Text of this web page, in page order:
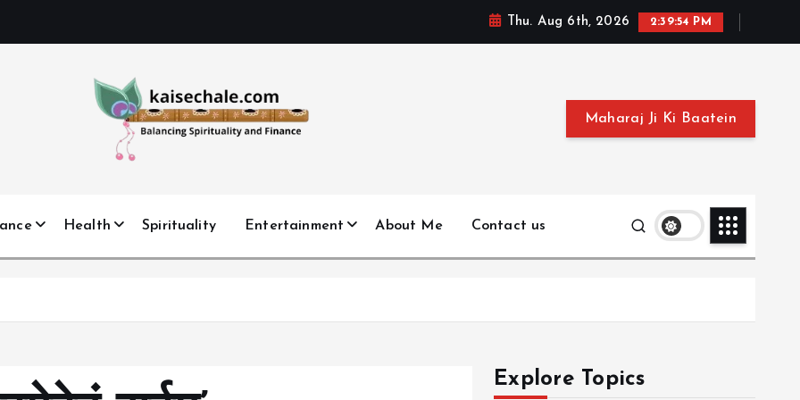
Thu. Aug 6th, 2026 2:39:55 PM
Maharaj Ji Ki Baatein
Health Spirituality Entertainment About Me Contact us
Explore Topics